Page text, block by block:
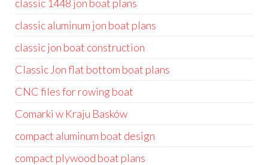
classic 1448 jon boat plans
classic aluminum jon boat plans
classic jon boat construction
Classic Jon flat bottom boat plans
CNC files for rowing boat
Comarki w Kraju Basków
compact aluminum boat design
compact plywood boat plans